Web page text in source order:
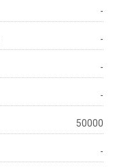
-
-
-
-
50000
-